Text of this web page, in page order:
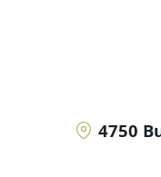
4750